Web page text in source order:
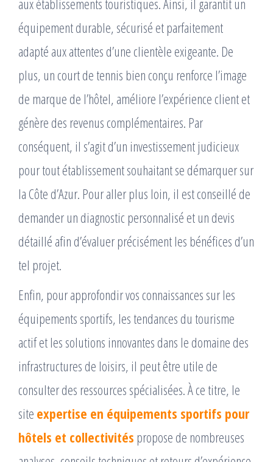
équipement durable, sécurisé et parfaitement
adapté aux attentes d’une clientèle exigeante. De
plus, un court de tennis bien conçu renforce l’image
de marque de l’hôtel, améliore l’expérience client et
génère des revenus complémentaires. Par
conséquent, il s’agit d’un investissement judicieux
pour tout établissement souhaitant se démarquer sur
la Côte d’Azur. Pour aller plus loin, il est conseillé de
demander un diagnostic personnalisé et un devis
détaillé afin d’évaluer précisément les bénéfices d’un
tel projet.
Enfin, pour approfondir vos connaissances sur les
équipements sportifs, les tendances du tourisme
actif et les solutions innovantes dans le domaine des
infrastructures de loisirs, il peut être utile de
consulter des ressources spécialisées. À ce titre, le
site expertise en équipements sportifs pour
hôtels et collectivités propose de nombreuses